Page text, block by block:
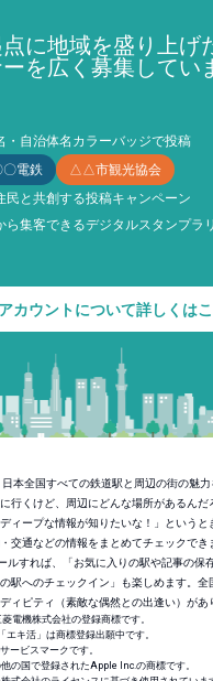
点に地域を盛り上げ
を広く募集してい
・自治体名カラーバッジで投稿
〇電鉄
△△市観光協会
民と共創する投稿キャンペーン
ら集客できるデジタルスタンプラ
カウントについて詳しくは
本全国すべての鉄道駅と周辺の街の魅
行くけど、周辺にどんな場所があるんだ
ィープな情報が知りたいな！」というと
交通などの情報をまとめてチェックでき
ルすれば、「お気に入りの駅や記事の保
駅へのチェックイン」も楽しめます。全
ィピティ（素敵な偶然との出逢い）があ
電機株式会社の登録商標です。
エキ活」は商標登録出願中です。
ービスマークです。
の国で登録されたApple Inc.の商標です。